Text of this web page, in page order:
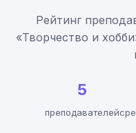
Рейтинг
«Творчество и
5
преподавателей